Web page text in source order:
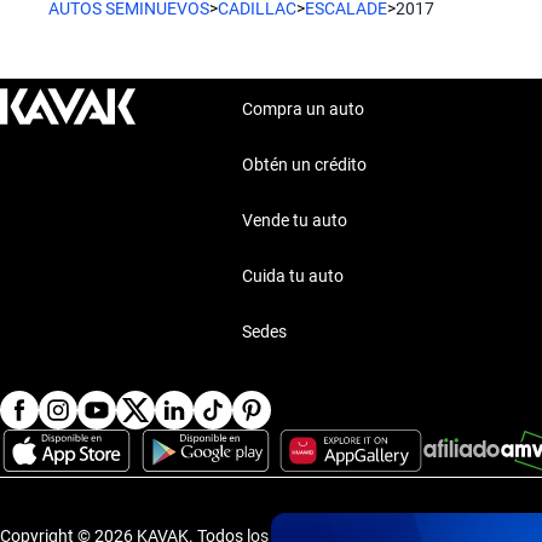
AUTOS SEMINUEVOS>CADILLAC>ESCALADE>2017
Compra un auto
Obtén un crédito
Vende tu auto
Cuida tu auto
Sedes
Copyright © 2026 KAVAK. Todos los derechos reservados.